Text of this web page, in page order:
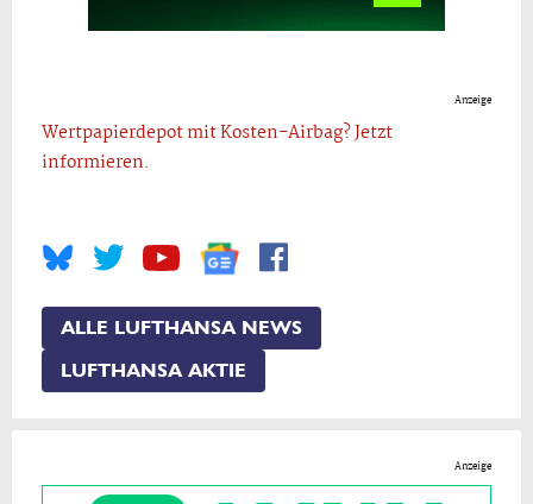
Anzeige
Wertpapierdepot mit Kosten-Airbag? Jetzt
informieren.
ALLE LUFTHANSA NEWS
LUFTHANSA AKTIE
Anzeige